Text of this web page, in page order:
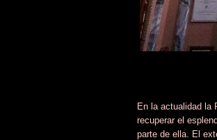
En la actualidad la
recuperar el
parte de ella. El